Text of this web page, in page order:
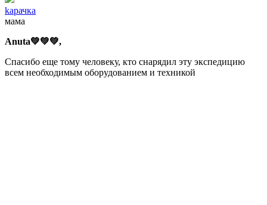
kapачка
мама
Anuta💚💚💚,
Спасибо еще тому человеку, кто снарядил эту экспедицию
всем необходимым оборудованием и техникой